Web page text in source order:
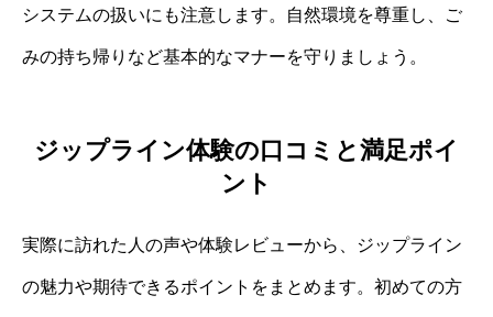
システムの扱いにも注意します。自然環境を尊重し、ご
みの持ち帰りなど基本的なマナーを守りましょう。
ジップライン体験の口コミと満足ポイ
ント
実際に訪れた人の声や体験レビューから、ジップライン
の魅力や期待できるポイントをまとめます。初めての方